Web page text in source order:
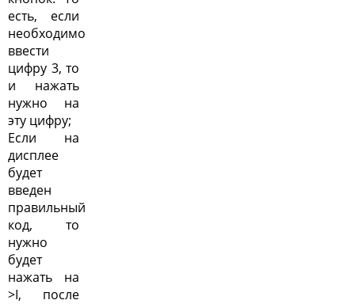
есть, если
необходимо
ввести
цифру 3, то
и нажать
нужно на
эту цифру;
Если на
дисплее
будет
введен
правильный
код, то
нужно
будет
нажать на
>I, после